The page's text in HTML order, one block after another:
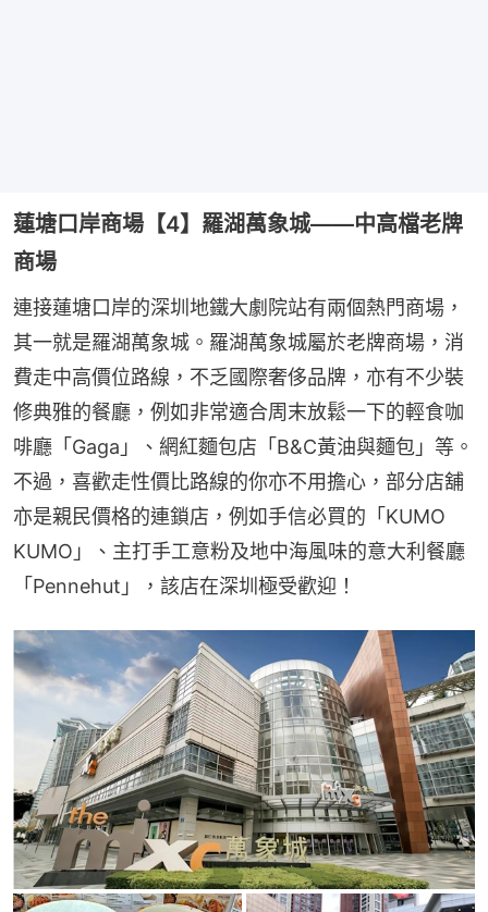
蓮塘口岸商場【4】羅湖萬象城——中高檔老牌
商場
連接蓮塘口岸的深圳地鐵大劇院站有兩個熱門商場，
其一就是羅湖萬象城。羅湖萬象城屬於老牌商場，消
費走中高價位路線，不乏國際奢侈品牌，亦有不少裝
修典雅的餐廳，例如非常適合周末放鬆一下的輕食咖
啡廳「Gaga」、網紅麵包店「B&C黃油與麵包」等。
不過，喜歡走性價比路線的你亦不用擔心，部分店舖
亦是親民價格的連鎖店，例如手信必買的「KUMO
KUMO」、主打手工意粉及地中海風味的意大利餐廳
「Pennehut」，該店在深圳極受歡迎！